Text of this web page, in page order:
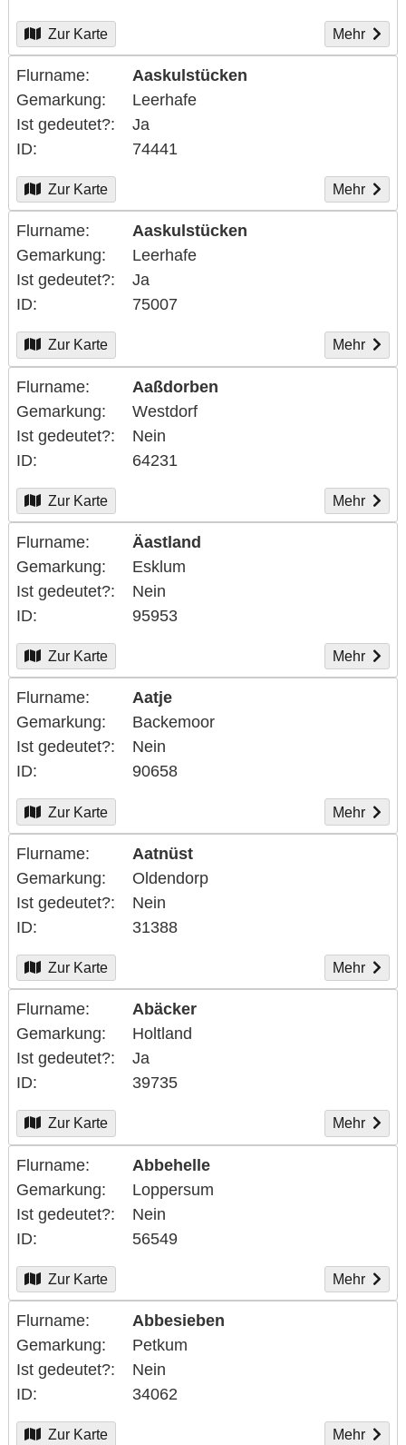
Zur Karte Mehr
Flurname
Aaskulstücken
Gemarkung
Leerhafe
Ist gedeutet?
Ja
ID
74441
Zur Karte Mehr
Flurname
Aaskulstücken
Gemarkung
Leerhafe
Ist gedeutet?
Ja
ID
75007
Zur Karte Mehr
Flurname
Aaßdorben
Gemarkung
Westdorf
Ist gedeutet?
Nein
ID
64231
Zur Karte Mehr
Flurname
Äastland
Gemarkung
Esklum
Ist gedeutet?
Nein
ID
95953
Zur Karte Mehr
Flurname
Aatje
Gemarkung
Backemoor
Ist gedeutet?
Nein
ID
90658
Zur Karte Mehr
Flurname
Aatnüst
Gemarkung
Oldendorp
Ist gedeutet?
Nein
ID
31388
Zur Karte Mehr
Flurname
Abäcker
Gemarkung
Holtland
Ist gedeutet?
Ja
ID
39735
Zur Karte Mehr
Flurname
Abbehelle
Gemarkung
Loppersum
Ist gedeutet?
Nein
ID
56549
Zur Karte Mehr
Flurname
Abbesieben
Gemarkung
Petkum
Ist gedeutet?
Nein
ID
34062
Zur Karte Mehr